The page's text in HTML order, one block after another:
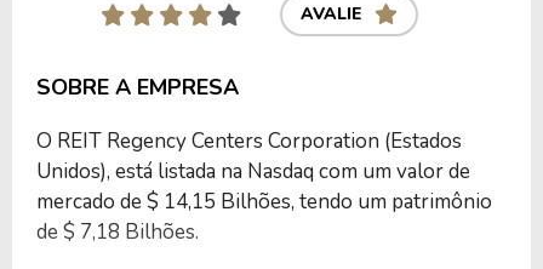
AVALIE
SOBRE A EMPRESA
O REIT Regency Centers Corporation (Estados
Unidos), está listada na Nasdaq com um valor de
mercado de $ 14,15 Bilhões, tendo um patrimônio
de $ 7,18 Bilhões.